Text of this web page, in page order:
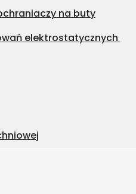
na buty
elektrostatycznych